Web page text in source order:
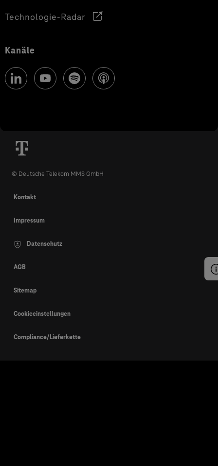
Technologie-Radar
Kanäle
© Deutsche Telekom MMS GmbH
Kontakt
Impressum
Datenschutz
AGB
Sitemap
Cookieeinstellungen
Compliance/Lieferkette